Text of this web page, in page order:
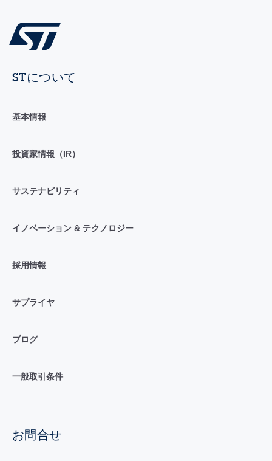
STについて
基本情報
投資家情報（IR）
サステナビリティ
イノベーション & テクノロジー
採用情報
サプライヤ
ブログ
一般取引条件
お問合せ